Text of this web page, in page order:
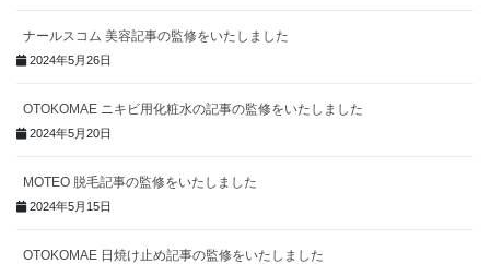
ナールスコム 美容記事の監修をいたしました
2024年5月26日
OTOKOMAE ニキビ用化粧水の記事の監修をいたしました
2024年5月20日
MOTEO 脱毛記事の監修をいたしました
2024年5月15日
OTOKOMAE 日焼け止め記事の監修をいたしました